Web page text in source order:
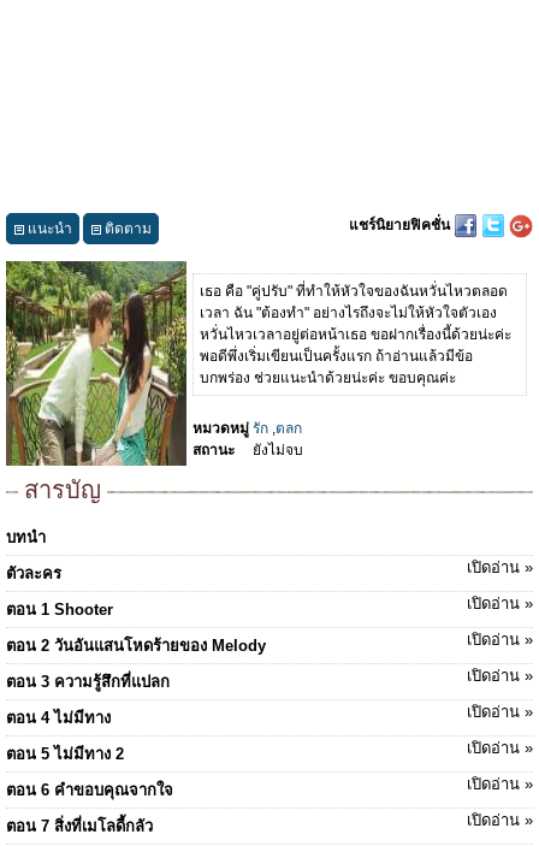
แนะนำ ติดตาม แชร์นิยายฟิคชั่น
เธอ คือ "คู่ปรับ" ที่ทำให้หัวใจของฉันหวั่นไหวตลอด
เวลา ฉัน "ต้องทำ" อย่างไรถึงจะไม่ให้หัวใจตัวเอง
หวั่นไหวเวลาอยู่ต่อหน้าเธอ ขอฝากเรื่องนี้ด้วยน่ะค่ะ
พอดีพึ่งเริ่มเขียนเป็นครั้งแรก ถ้าอ่านแล้วมีข้อ
บกพร่อง ช่วยแนะนำด้วยน่ะค่ะ ขอบคุณค่ะ
หมวดหมู่ รัก ,ตลก
สถานะ
ยังไม่จบ
สารบัญ
บทนำ
ตัวละคร
เปิดอ่าน »
ตอน 1 Shooter เปิดอ่าน »
ตอน 2 วันอันแสนโหดร้ายของ Melody เปิดอ่าน »
ตอน 3 ความรู้สึกที่แปลก เปิดอ่าน »
ตอน 4 ไม่มีทาง เปิดอ่าน »
ตอน 5 ไม่มีทาง 2 เปิดอ่าน »
ตอน 6 คำขอบคุณจากใจ เปิดอ่าน »
ตอน 7 สิ่งที่เมโลดี้กลัว เปิดอ่าน »